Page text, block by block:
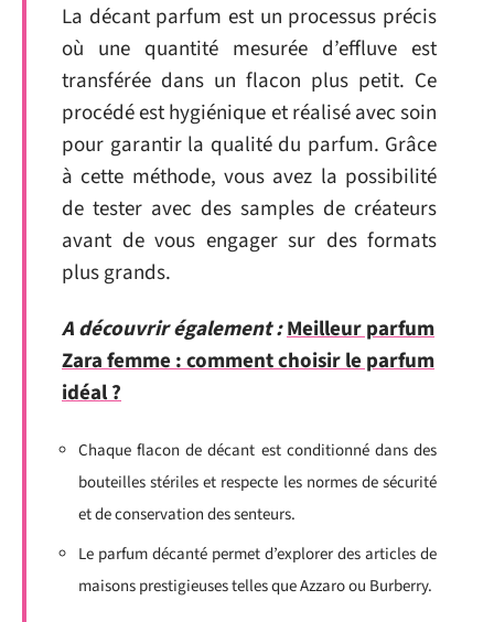
La décant parfum est un processus précis
où une quantité mesurée d’effluve est
transférée dans un flacon plus petit. Ce
procédé est hygiénique et réalisé avec soin
pour garantir la qualité du parfum. Grâce
à cette méthode, vous avez la possibilité
de tester avec des samples de créateurs
avant de vous engager sur des formats
plus grands.
A découvrir également :Meilleur parfum
Zara femme : comment choisir le parfum
idéal ?
Chaque flacon de décant est conditionné dans des
bouteilles stériles et respecte les normes de sécurité
et de conservation des senteurs.
Le parfum décanté permet d’explorer des articles de
maisons prestigieuses telles que Azzaro ou Burberry.